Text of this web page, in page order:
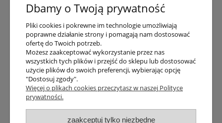
Numer konta
PayPo kupujesz, nie płacisz
Progi rabatowe
Promocje
Dostawa
Czas wysyłki
Dostawa
Śledzenie przesyłki GLS
Śledzenie przesyłki DPD
Dbamy o Twoją prywatność
Pliki cookies i pokrewne im technologie umożliwiają
poprawne działanie strony i pomagają nam dostosować
ofertę do Twoich potrzeb.
Możesz zaakceptować wykorzystanie przez nas
wszystkich tych plików i przejść do sklepu lub dostosować
użycie plików do swoich preferencji, wybierając opcję
"Dostosuj zgody".
Więcej o plikach cookies przeczytasz w naszej Polityce
prywatności.
zaakceptuj tylko niezbędne